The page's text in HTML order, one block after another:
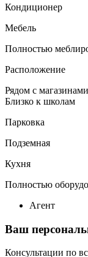
Кондиционер
Мебель
Полностью
Расположение
Рядом с
Близко к школам
Парковка
Подземная
Кухня
Полностью
Агент
Ваш
Консультации по